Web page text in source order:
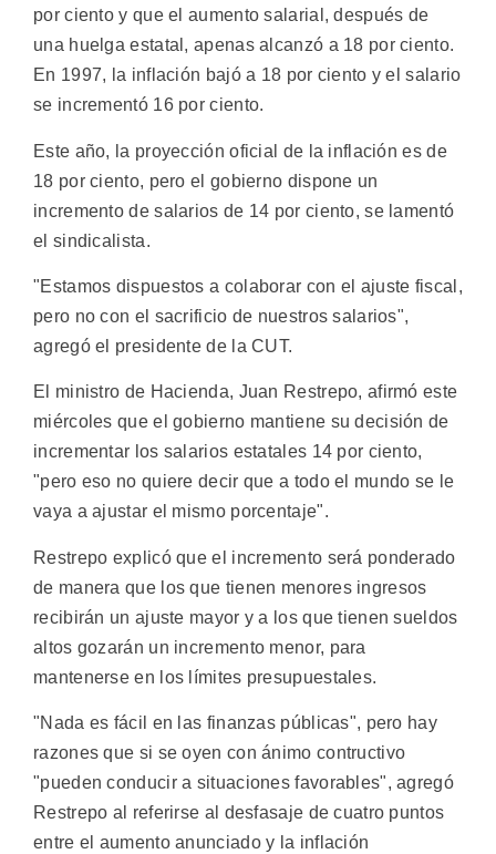
por ciento y que el aumento salarial, después de
una huelga estatal, apenas alcanzó a 18 por ciento.
En 1997, la inflación bajó a 18 por ciento y el salario
se incrementó 16 por ciento.
Este año, la proyección oficial de la inflación es de
18 por ciento, pero el gobierno dispone un
incremento de salarios de 14 por ciento, se lamentó
el sindicalista.
"Estamos dispuestos a colaborar con el ajuste fiscal,
pero no con el sacrificio de nuestros salarios",
agregó el presidente de la CUT.
El ministro de Hacienda, Juan Restrepo, afirmó este
miércoles que el gobierno mantiene su decisión de
incrementar los salarios estatales 14 por ciento,
"pero eso no quiere decir que a todo el mundo se le
vaya a ajustar el mismo porcentaje".
Restrepo explicó que el incremento será ponderado
de manera que los que tienen menores ingresos
recibirán un ajuste mayor y a los que tienen sueldos
altos gozarán un incremento menor, para
mantenerse en los límites presupuestales.
"Nada es fácil en las finanzas públicas", pero hay
razones que si se oyen con ánimo contructivo
"pueden conducir a situaciones favorables", agregó
Restrepo al referirse al desfasaje de cuatro puntos
entre el aumento anunciado y la inflación